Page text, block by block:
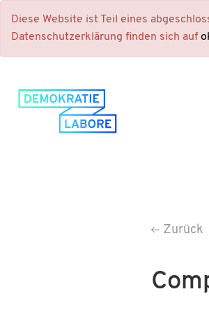
Diese Website ist Teil eines
Datenschutzerklärung finden sich auf
Zurück